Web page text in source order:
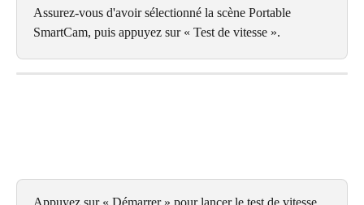
Assurez-vous d'avoir sélectionné la scène Portable
SmartCam, puis appuyez sur « Test de vitesse ».